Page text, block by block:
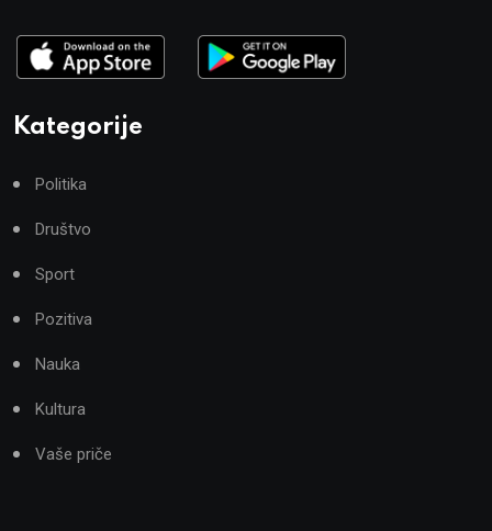
Kategorije
Politika
Društvo
Sport
Pozitiva
Nauka
Kultura
Vaše priče